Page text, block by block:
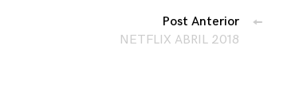
Post Anterior
NETFLIX ABRIL 2018